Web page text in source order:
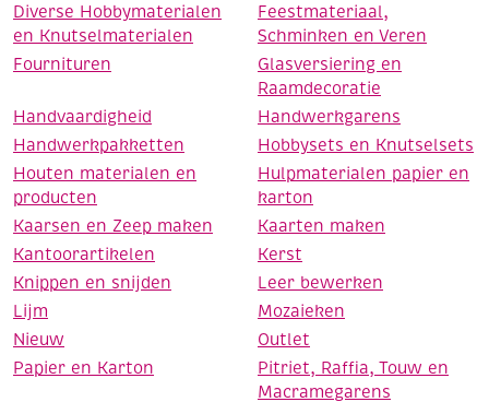
Diverse Hobbymaterialen
en Knutselmaterialen
Feestmateriaal,
Schminken en Veren
Fournituren
Glasversiering en
Raamdecoratie
Handvaardigheid
Handwerkgarens
Handwerkpakketten
Hobbysets en Knutselsets
Houten materialen en
producten
Hulpmaterialen papier en
karton
Kaarsen en Zeep maken
Kaarten maken
Kantoorartikelen
Kerst
Knippen en snijden
Leer bewerken
Lijm
Mozaieken
Nieuw
Outlet
Papier en Karton
Pitriet, Raffia, Touw en
Macramegarens